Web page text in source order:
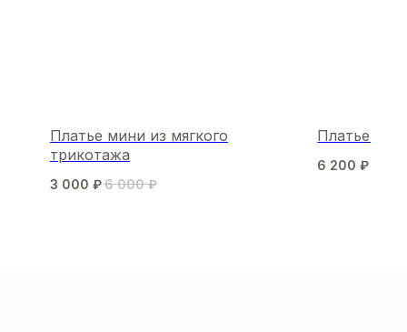
Платье мини из мягкого
трикотажа
3 000 ₽6 000 ₽
Платье Liam
6 200 ₽